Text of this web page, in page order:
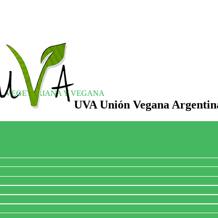
VEGETARIANA Y VEGANA
UVA Unión Vegana